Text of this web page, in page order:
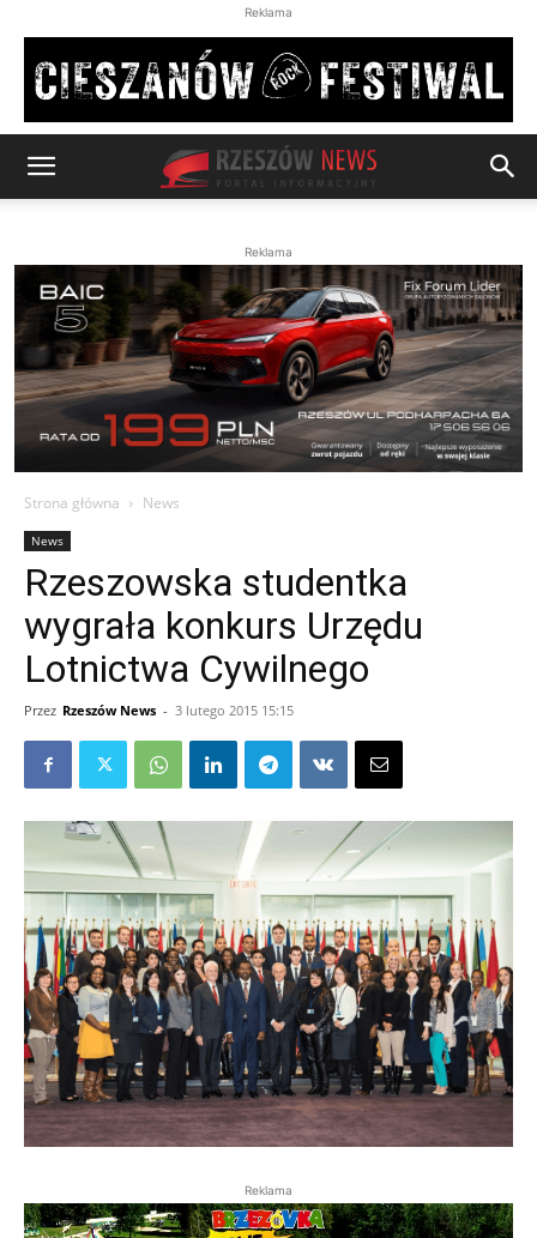
Reklama
Reklama
Strona główna News
News
Rzeszowska studentka
wygrała konkurs Urzędu
Lotnictwa Cywilnego
Przez Rzeszów News - 3 lutego 2015 15:15
Reklama